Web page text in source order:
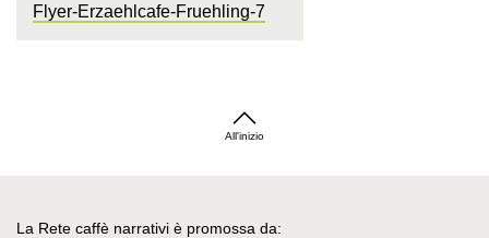
Flyer-Erzaehlcafe-Fruehling-7
All'inizio
La Rete caffè narrativi è promossa da: